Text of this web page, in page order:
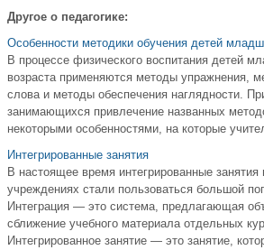
Другое о педагогике:
Особенности методики обучения детей
В процессе физического воспитания детей
возраста применяются методы упражнения,
слова и методы обеспечения наглядности.
занимающихся привлечение названных
некоторыми особенностями, на которые
Интегрированные занятия
В настоящее время интегрированные
учреждениях стали пользоваться большой
Интеграция — это система, предлагающая
сближение учебного материала отдельных
Интегрированное занятие — это занятие,